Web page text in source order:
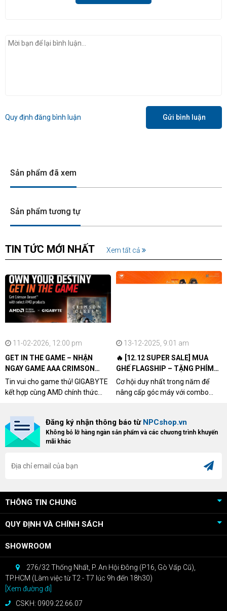
Quy định đăng bình luận Gửi bình luận
Sản phẩm đã xem
Sản phẩm tương tự
TIN TỨC MỚI NHẤT Xem tất cả
11-02-2026, 12:00 pm
GET IN THE GAME – NHẬN
NGAY GAME AAA CRIMSON
DESERT CÙNG GIGABYTE &
AMD
Tin vui cho game thủ! GIGABYTE
kết hợp cùng AMD chính thức
khách hàng sở hữu VGA Radeon
RX 9070 / RX 9070 XT.
13-12-2025, 9:01 am
🔥 [12.12 SUPER SALE] MUA
GHẾ FLAGSHIP – TẶNG PHÍM
CƠ XỊN
Cơ hội duy nhất trong năm để
nâng cấp góc máy với combo
dòng ghế Gaming cao cấp nhất,
bạn sẽ nhận ngay quà tặng trị giá
Đăng ký nhận thông báo từ NPCshop.vn
Không bỏ lỡ hàng ngàn sản phẩm và các chương trình khuyến
mãi khác
THÔNG TIN CHUNG
QUY ĐỊNH VÀ CHÍNH SÁCH
SHOWROOM
276/32 Thống Nhất, P. An Hội Đông (P16, Gò Vấp Cũ),
TP.HCM (Làm việc từ T2 - T7 lúc 9h đến 18h30)
[Xem đường đi]
CSKH: 0909.22.66.07